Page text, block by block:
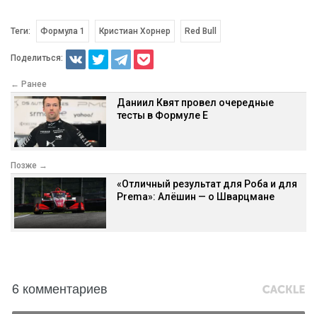
Теги: Формула 1 Кристиан Хорнер Red Bull
Поделиться:
← Ранее
Даниил Квят провел очередные
тесты в Формуле E
Позже →
«Отличный результат для Роба и для
Prema»: Алёшин — о Шварцмане
6 комментариев